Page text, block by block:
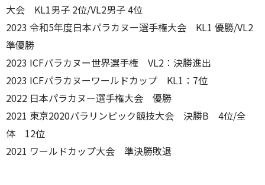
大会 KL1男子 2位/VL2男子 4位
2023 令和5年度日本パラカヌー選手権大会 KL1 優勝/VL2
準優勝
2023 ICFパラカヌー世界選手権 VL2：決勝進出
2023 ICFパラカヌーワールドカップ KL1：7位
2022 日本パラカヌー選手権大会 優勝
2021 東京2020パラリンピック競技大会 決勝B 4位/全
体 12位
2021 ワールドカップ大会 準決勝敗退